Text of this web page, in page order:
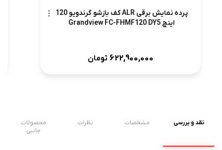
پرده نمایش برقی ALR کف بازشو گرندویو 120
اینچ Grandview FC-FHMF120 DY5
622,900,000 تومان
نقد و بررسی مشخصات نظرات
محصولات
جانبی